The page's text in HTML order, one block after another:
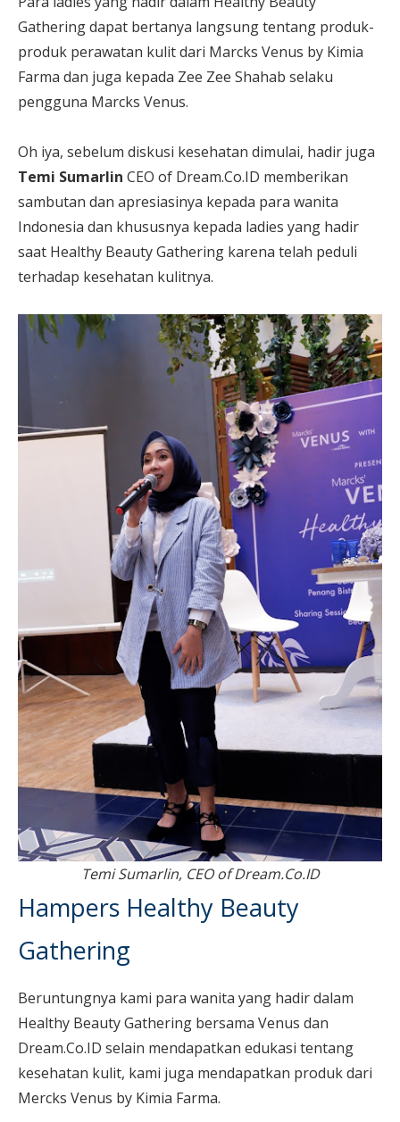
Gathering dapat bertanya langsung tentang produk-
produk perawatan kulit dari Marcks Venus by Kimia
Farma dan juga kepada Zee Zee Shahab selaku
pengguna Marcks Venus.
Oh iya, sebelum diskusi kesehatan dimulai, hadir juga
Temi Sumarlin CEO of Dream.Co.ID memberikan
sambutan dan apresiasinya kepada para wanita
Indonesia dan khususnya kepada ladies yang hadir
saat Healthy Beauty Gathering karena telah peduli
terhadap kesehatan kulitnya.
Temi Sumarlin, CEO of Dream.Co.ID
Hampers Healthy Beauty
Gathering
Beruntungnya kami para wanita yang hadir dalam
Healthy Beauty Gathering bersama Venus dan
Dream.Co.ID selain mendapatkan edukasi tentang
kesehatan kulit, kami juga mendapatkan produk dari
Mercks Venus by Kimia Farma.